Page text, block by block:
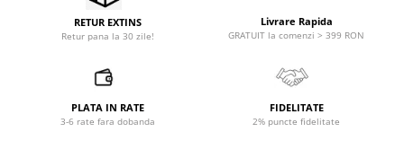
Microfoane Suspendabile
Microfoane wireless si sisteme
Studio si inregistrari
Accesorii de microfoane
RETUR EXTINS
Retur pana la 30 zile!
Livrare Rapida
GRATUIT la comenzi > 399 RON
PLATA IN RATE
3-6 rate fara dobanda
FIDELITATE
2% puncte fidelitate